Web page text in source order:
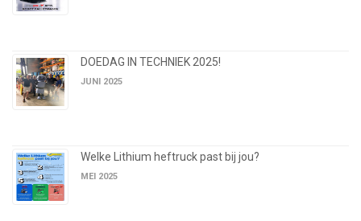
DOEDAG IN TECHNIEK 2025!
JUNI 2025
Welke Lithium heftruck past bij jou?
MEI 2025